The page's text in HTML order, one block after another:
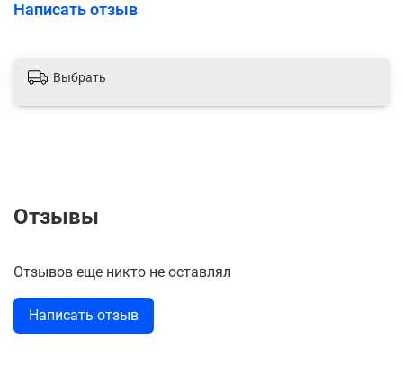
Написать отзыв
Выбрать
Отзывы
Отзывов еще никто не оставлял
Написать отзыв